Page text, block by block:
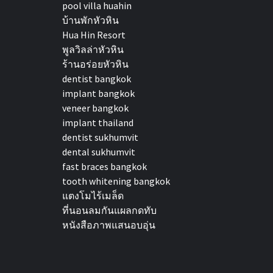
pool villa huahin
บ้านพักหัวหิน
Hua Hin Resort
พูลวิลล่าหัวหิน
ร้านอร่อยหัวหิน
dentist bangkok
implant bangkok
veneer bangkok
implant thailand
dentist sukhumvit
dental sukhumvit
fast braces bangkok
tooth whitening bangkok
แตงโมไร้เมล็ด
ที่นอนลมกันแผลกดทับ
หนังสือภาพแสนอบอุ่น